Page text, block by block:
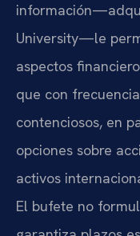
University—le
aspectos
que con
contenciosos, en
opciones sobre
activos
El bufete no